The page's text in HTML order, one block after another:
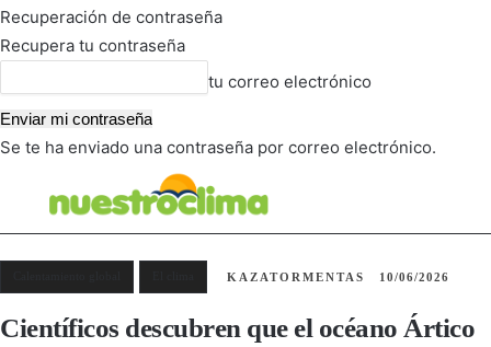
Recuperación de contraseña
Recupera tu contraseña
tu correo electrónico
Se te ha enviado una contraseña por correo electrónico.
KAZATORMENTAS 10/06/2026
Científicos descubren que el océano Ártico